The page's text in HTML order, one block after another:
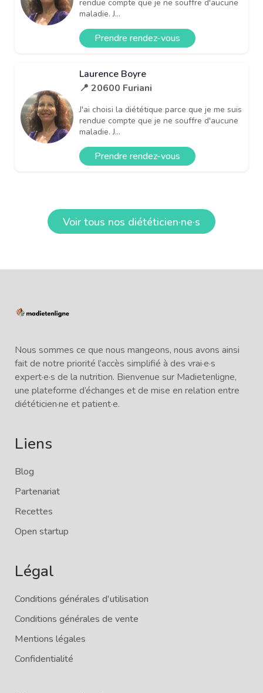
rendue compte que je ne souffre d'aucune
maladie. J...
Prendre rendez-vous
Laurence Boyre
📍 20600 Furiani
J'ai choisi la diététique parce que je me suis
rendue compte que je ne souffre d'aucune
maladie. J...
Prendre rendez-vous
Voir tous nos diététicien·ne·s
Nous sommes ce que nous mangeons, nous avons ainsi
fait de notre priorité l’accès simplifié à des vrai·e·s
expert·e·s de la nutrition. Bienvenue sur Madietenligne,
une plateforme d’échanges et de mise en relation entre
diététicien·ne et patient·e.
Liens
Blog
Partenariat
Recettes
Open startup
Légal
Conditions générales d'utilisation
Conditions générales de vente
Mentions légales
Confidentialité